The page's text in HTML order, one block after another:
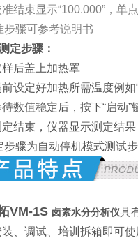
结束显示“100.000”，单
步骤可参考说明书
步骤：
后盖上加热罩
设定好加热所需温度例如
数值稳定后，按下“启动”
结束，仪器显示测定结果
步骤为自动停机模式测试
VM-1S 卤素水分分析仪具
、调试、培训拆箱即可使